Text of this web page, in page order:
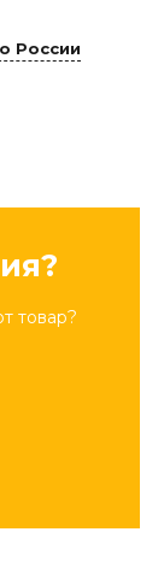
России
товар?